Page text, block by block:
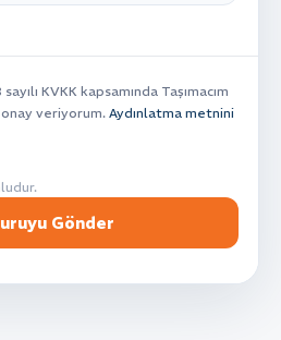
KVKK kapsamında Taşımacım
veriyorum. Aydınlatma metnini
Gönder